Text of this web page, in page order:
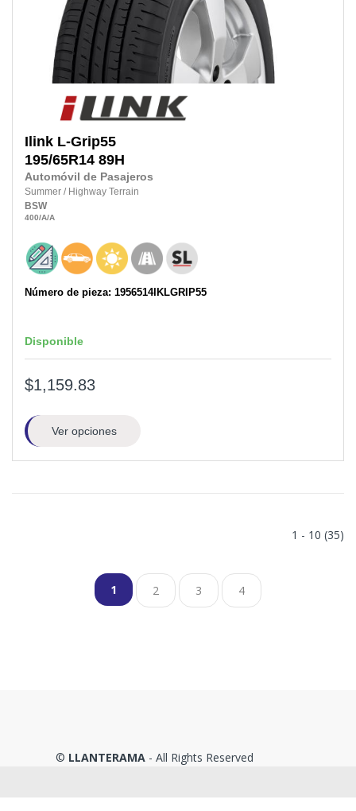
Ilink L-Grip55
195/65R14 89H
Automóvil de Pasajeros
Summer / Highway Terrain
BSW
400/A/A
Número de pieza: 1956514IKLGRIP55
Disponible
$1,159.83
Ver opciones
1 - 10 (35)
1 2 3 4
© LLANTERAMA - All Rights Reserved